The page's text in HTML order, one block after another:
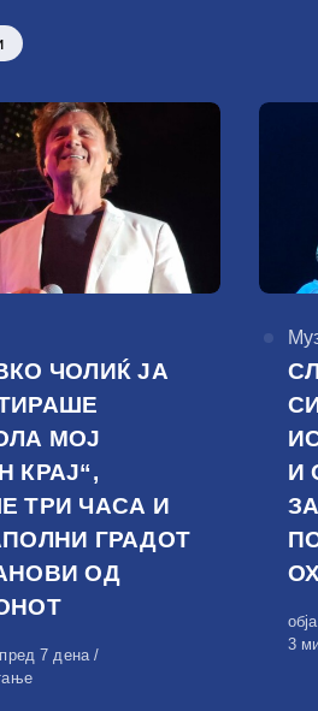
ЧОЛИЌ ЈА
МОЈ
КРАЈ“,
ТРИ ЧАСА И
ГРАДОТ
ОД
7 дена
И
на
3